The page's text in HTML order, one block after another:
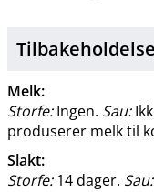
Melk:
Storfe:Ingen. Sau:
produserer melk til
Slakt:
Storfe:14 dager. Sau: